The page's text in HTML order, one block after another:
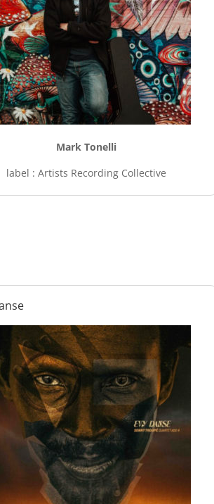
Mark Tonelli
label : Artists Recording Collective